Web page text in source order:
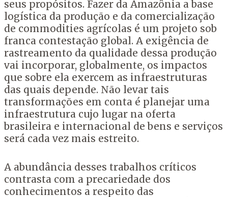
seus propósitos. Fazer da Amazônia a base
logística da produção e da comercialização
de commodities agrícolas é um projeto sob
franca contestação global. A exigência de
rastreamento da qualidade dessa produção
vai incorporar, globalmente, os impactos
que sobre ela exercem as infraestruturas
das quais depende. Não levar tais
transformações em conta é planejar uma
infraestrutura cujo lugar na oferta
brasileira e internacional de bens e serviços
será cada vez mais estreito.
A abundância desses trabalhos críticos
contrasta com a precariedade dos
conhecimentos a respeito das